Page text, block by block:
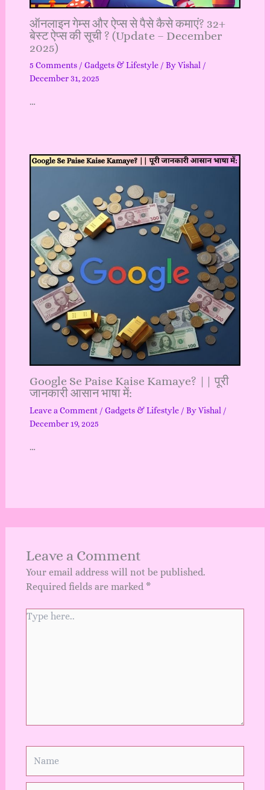
ऑनलाइन गेम्स और ऐप्स से पैसे कैसे कमाएं? 32+
बेस्ट ऐप्स की सूची ? (Update – December
2025)
5 Comments / Gadgets & Lifestyle/ ByVishal /
December 31, 2025
…
Google Se Paise Kaise Kamaye? || पूरी
जानकारी आसान भाषा में:
Leave a Comment / Gadgets & Lifestyle/ ByVishal /
December 19, 2025
…
Leave a Comment
Your email address will not be published.
Required fields are marked *
Type